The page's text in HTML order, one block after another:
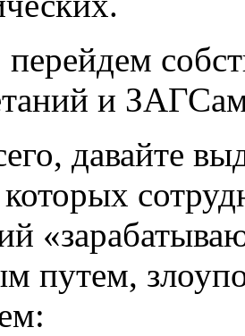
и
давайте
путем,